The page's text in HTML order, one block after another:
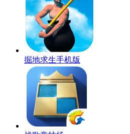
掘地求生手机版